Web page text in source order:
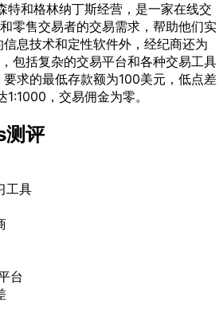
特和格林纳丁斯经营，是一家在线交
零售交易者的交易需求，帮助他们实
息技术和定性软件外，经纪商还为
包括复杂的交易平台和各种交易工具
求的最低存款额为100美元，低点差
，交易佣金为零。
评
工具
台